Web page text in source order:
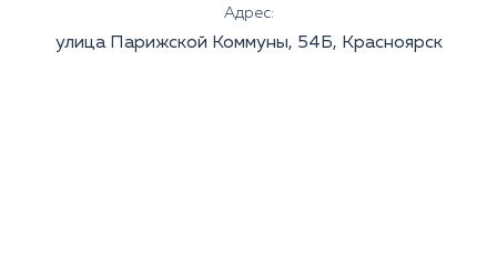
Адрес:
улица Парижской Коммуны, 54Б, Красноярск